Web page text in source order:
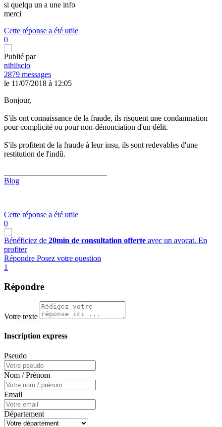
si quelqu un a une info
merci
Cette réponse a été utile
0
Publié par
nihilscio
2879 messages
le 11/07/2018 à 12:05
Bonjour,
S'ils ont connaissance de la fraude, ils risquent une condamnation
pour complicité ou pour non-dénonciation d'un délit.
S'ils profitent de la fraude à leur insu, ils sont redevables d'une
restitution de l'indû.
Blog
Cette réponse a été utile
0
Bénéficiez de 20min de consultation offerte avec un avocat. En
profiter
Répondre Posez votre question
1
Répondre
Votre texte
Inscription express
Pseudo
Nom / Prénom
Email
Département